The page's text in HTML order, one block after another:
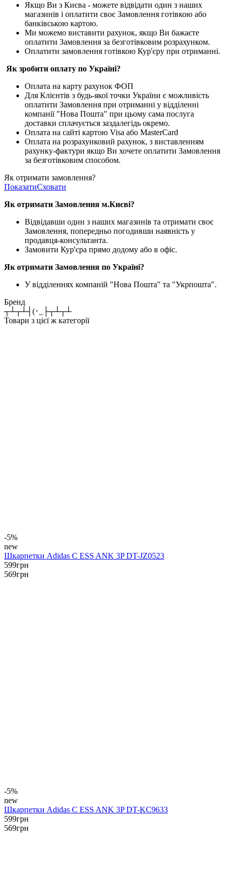
Якщо Ви з Києва - можете відвідати один з наших
магазинів і оплатити своє Замовлення готівкою або
банківською картою.
Ми можемо виставити рахунок, якщо Ви бажаєте
оплатити Замовлення за безготівковим розрахунком.
Оплатити замовлення готівкою Кур'єру при отриманні.
Як зробити оплату по Україні?
Оплата на карту рахунок ФОП
Для Клієнтів з будь-якої точки України є можливість
оплатити Замовлення при отриманні у відділенні
компанії "Нова Пошта" при цьому сама послуга
доставки сплачується заздалегідь окремо.
Оплата на сайті картою Visa або MasterCard
Оплата на розрахунковий рахунок, з виставленням
рахунку-фактури якщо Ви хочете оплатити Замовлення
за безготівковим способом.
Як отримати замовлення?
ПоказатиСховати
Як отримати Замовлення м.Києві?
Відвідавши один з наших магазинів та отримати своє
Замовлення, попередньо погодивши наявність у
продавця-консультанта.
Замовити Кур'єра прямо додому або в офіс.
Як отримати Замовлення по Україні?
У відділеннях компаній "Нова Пошта" та "Укрпошта".
Бренд
┬┴┬┴┤(･_├┬┴┬┴
Товари з цієї ж категорії
-5%
new
Шкарпетки Adidas C ESS ANK 3P DT-JZ0523
599грн
569грн
-5%
new
Шкарпетки Adidas C ESS ANK 3P DT-KC9633
599грн
569грн